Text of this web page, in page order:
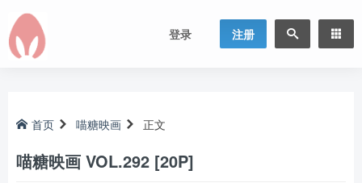
登录 注册
首页 喵糖映画 正文
喵糖映画 VOL.292 [20P]